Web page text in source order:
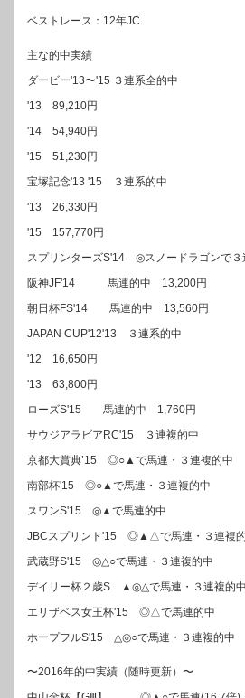
ベストレース：12年JC
主な的中実績
ダービー'13〜'15 ３連系全的中
'13 89,210円
'14 54,940円
'15 51,230円
宝塚記念'13 '15 ３連系的中
'13 26,330円
'15 157,770円
スプリンターズS'14 ◎スノードラゴンで
阪神JF'14 馬連的中 13,200円
朝日杯FS'14 馬連的中 13,560円
JAPAN CUP'12'13 ３連系的中
'12 16,650円
'13 63,800円
ローズS'15 馬連的中 1,760円
サウジアラビアRC'15 ３連複的中
京都大賞典’15 ◎○▲で馬連・３連複的中
南部杯'15 ◎○▲で馬連・３連複的中
スワンS'15 ◎▲で馬連的中
JBCスプリント'15 ◎▲△で馬連・３連複
武蔵野S'15 ◎△○で馬連・３連複的中
デイリー杯２歳S ▲◎△で馬連・３連複的中
エリザベス女王杯'15 ◎△で馬連的中
ホープフルS'15 △◎○で馬連・３連複的中
〜2016年的中実績（随時更新）〜